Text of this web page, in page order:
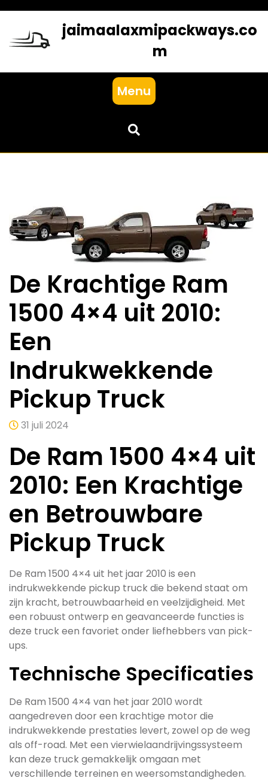
content
jaimaalaxmipackways.co
m
Menu
De Krachtige Ram
1500 4×4 uit 2010:
Een
Indrukwekkende
Pickup Truck
31 juli 2024
De Ram 1500 4×4 uit
2010: Een Krachtige
en Betrouwbare
Pickup Truck
De Ram 1500 4×4 uit het jaar 2010 is een
indrukwekkende pickup truck die bekend staat om
zijn kracht, betrouwbaarheid en veelzijdigheid. Met
een robuust ontwerp en geavanceerde functies is
deze truck een favoriet onder liefhebbers van pick-
ups.
Technische Specificaties
De Ram 1500 4×4 van het jaar 2010 wordt
aangedreven door een krachtige motor die
indrukwekkende prestaties levert, zowel op de weg
als off-road. Met een vierwielaandrijvingssysteem
kan deze truck gemakkelijk omgaan met
verschillende terreinen en weersomstandigheden.